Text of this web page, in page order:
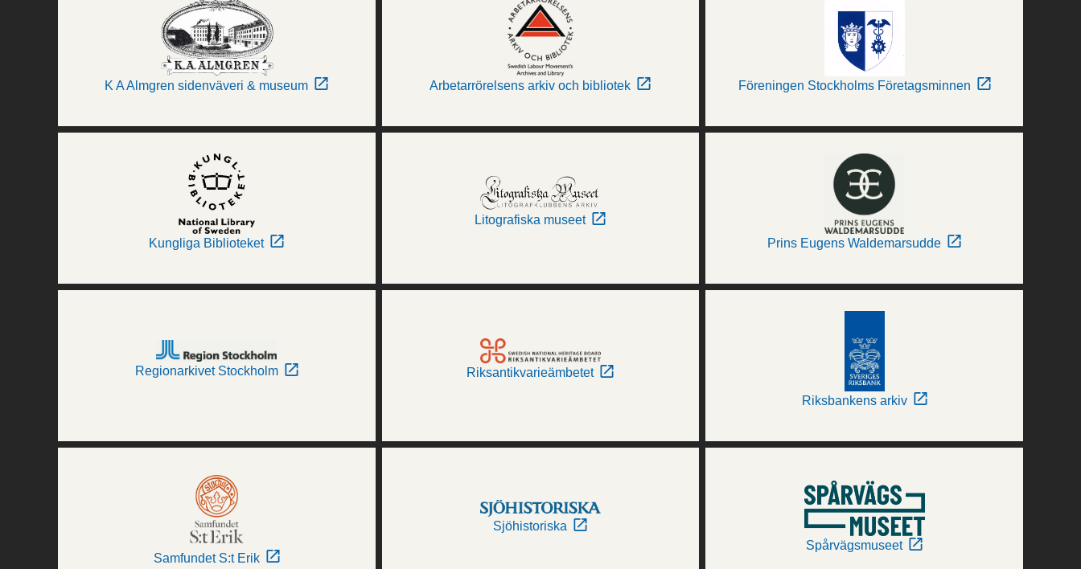
K A Almgren sidenväveri & museum Arbetarrörelsens arkiv och bibliotek Föreningen Stockholms Företagsminnen
Kungliga Biblioteket
Litografiska museet
Prins Eugens Waldemarsudde
Regionarkivet Stockholm Riksantikvarieämbetet
Riksbankens arkiv
Samfundet S:t Erik
Sjöhistoriska
Spårvägsmuseet